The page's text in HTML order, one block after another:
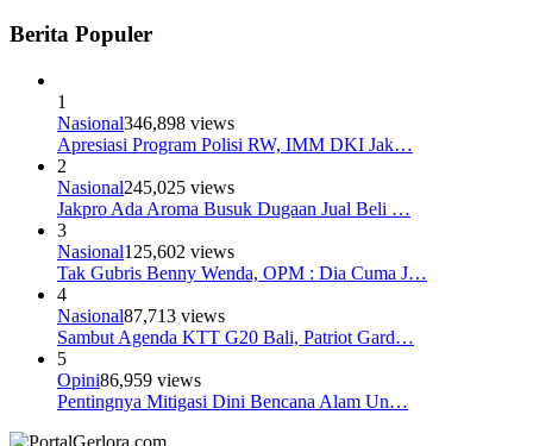
Berita Populer
1
Nasional346,898 views
Apresiasi Program Polisi RW, IMM DKI Jak…
2
Nasional245,025 views
Jakpro Ada Aroma Busuk Dugaan Jual Beli …
3
Nasional125,602 views
Tak Gubris Benny Wenda, OPM : Dia Cuma J…
4
Nasional87,713 views
Sambut Agenda KTT G20 Bali, Patriot Gard…
5
Opini86,959 views
Pentingnya Mitigasi Dini Bencana Alam Un…